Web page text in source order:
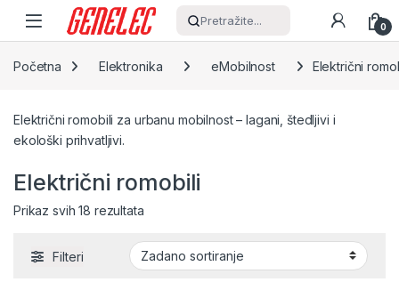
Skip to navigation
Skip to content
Pretražite... 0
Početna Elektronika eMobilnost Električni
Električni romobili za urbanu mobilnost – lagani, štedljivi i
ekološki prihvatljivi.
Električni romobili
Prikaz svih 18 rezultata
Filteri